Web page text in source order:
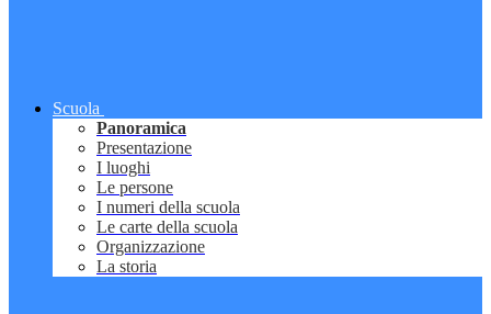
Scuola
Panoramica
Presentazione
I luoghi
Le persone
I numeri della scuola
Le carte della scuola
Organizzazione
La storia